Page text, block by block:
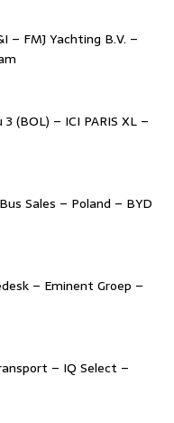
– FMJ Yachting B.V. –
(BOL) – ICI PARIS XL –
Sales – Poland – BYD
– Eminent Groep –
– IQ Select –